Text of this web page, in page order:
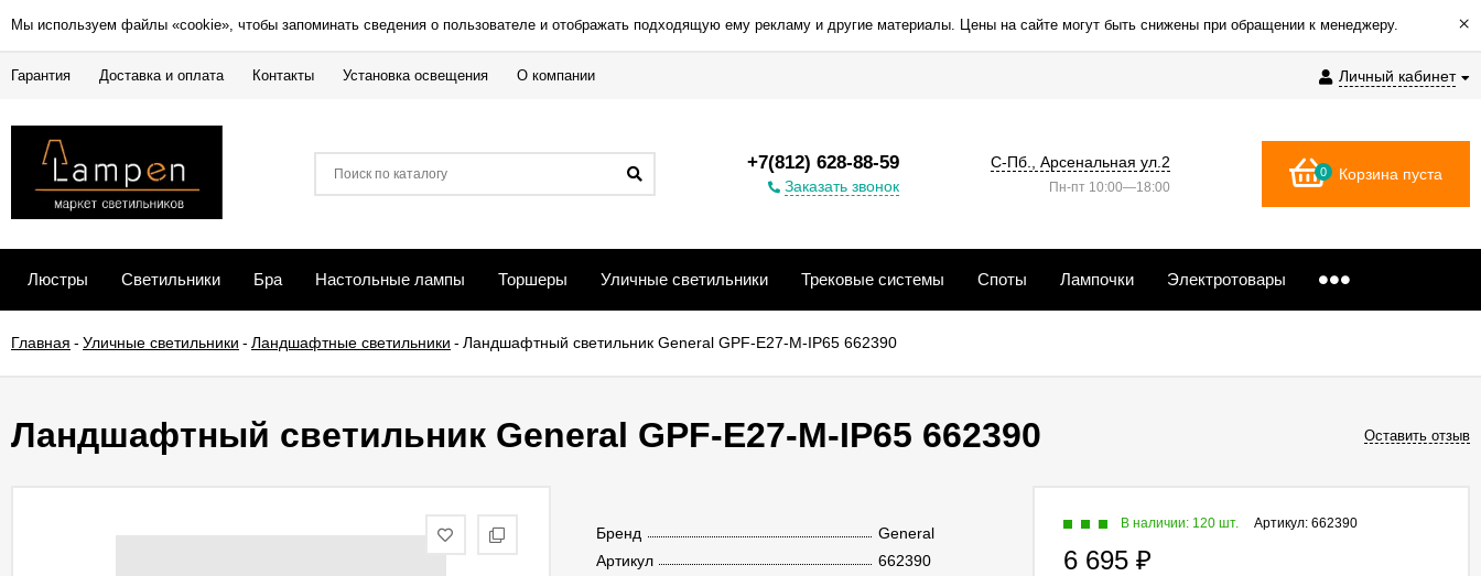
Мы используем файлы «cookie», чтобы запоминать сведения о пользователе и отображать подходящую ему рекламу и другие материалы. Цены на сайте могут быть снижены при обращении к менеджеру. ×
Личный кабинет
Гарантия Доставка и оплата Контакты Установка освещения О компании
+7(812) 628-88-59
Заказать звонок
С-Пб., Арсенальная ул.2
Пн-пт 10:00—18:00
0 Корзина пуста
Люстры Светильники Бра Настольные лампы Торшеры Уличные светильники Трековые системы Споты Лампочки Электротовары
Главная - Уличные светильники - Ландшафтные светильники - Ландшафтный светильник General GPF-E27-M-IP65 662390
Ландшафтный светильник General GPF-E27-M-IP65 662390 Оставить отзыв
Бренд
General
Артикул
662390
Артикул: 662390
В наличии: 120 шт.
6 695 ₽